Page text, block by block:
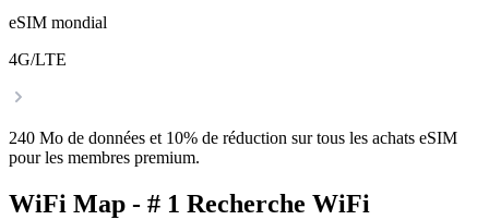
eSIM mondial
4G/LTE
240 Mo de données et 10% de réduction sur tous les achats eSIM
pour les membres premium.
WiFi Map - # 1 Recherche WiFi